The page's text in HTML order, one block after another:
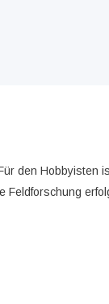
den
Feldforschung